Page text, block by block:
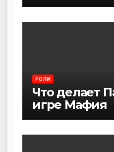
РОЛИ
Что делает
игре Мафия